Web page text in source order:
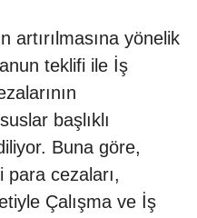
artırılmasına yönelik
teklifi ile İş
başlıklı
Buna göre,
para cezaları,
Çalışma ve İş